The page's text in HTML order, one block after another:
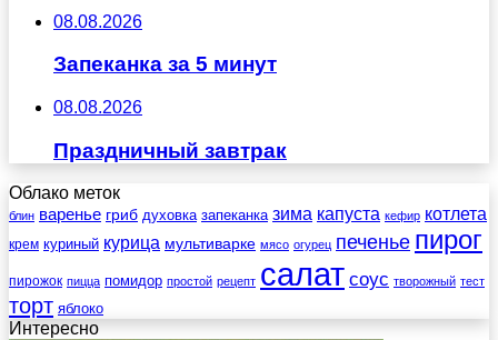
08.08.2026
Запеканка за 5 минут
08.08.2026
Праздничный завтрак
Облако меток
блин варенье гриб духовка запеканка зима капуста кефир котлета
крем куриный курица мультиварке мясо огурец печенье пирог
пирожок пицца помидор простой рецепт салат соус творожный тест
торт яблоко
Интересно